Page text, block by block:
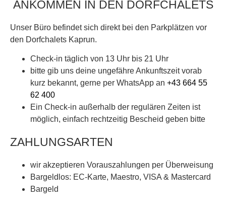
ANKOMMEN IN DEN DORFCHALETS
Unser Büro befindet sich direkt bei den Parkplätzen vor
den Dorfchalets Kaprun.
Check-in täglich von 13 Uhr bis 21 Uhr
bitte gib uns deine ungefähre Ankunftszeit vorab
kurz bekannt, gerne per WhatsApp an +43 664 55
62 400
Ein Check-in außerhalb der regulären Zeiten ist
möglich, einfach rechtzeitig Bescheid geben bitte
ZAHLUNGSARTEN
wir akzeptieren Vorauszahlungen per Überweisung
Bargeldlos: EC-Karte, Maestro, VISA & Mastercard
Bargeld